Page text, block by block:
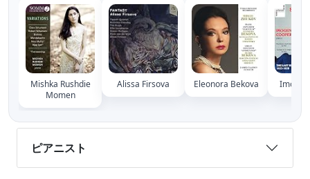
Mishka Rushdie
Momen
Alissa Firsova Eleonora Bekova
ピアニスト